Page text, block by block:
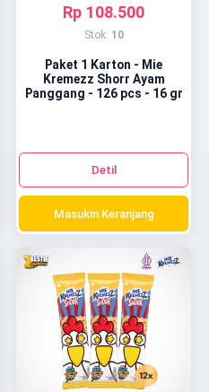
Rp 108.500
Stok: 10
Paket 1 Karton - Mie
Kremezz Shorr Ayam
Panggang - 126 pcs - 16 gr
Detil
Masukin Keranjang